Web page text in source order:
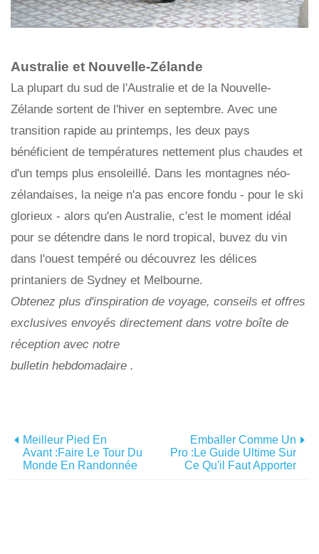
Australie et Nouvelle-Zélande
La plupart du sud de l'Australie et de la Nouvelle-
Zélande sortent de l'hiver en septembre. Avec une
transition rapide au printemps, les deux pays
bénéficient de températures nettement plus chaudes et
d'un temps plus ensoleillé. Dans les montagnes néo-
zélandaises, la neige n'a pas encore fondu - pour le ski
glorieux - alors qu'en Australie, c'est le moment idéal
pour se détendre dans le nord tropical, buvez du vin
dans l'ouest tempéré ou découvrez les délices
printaniers de Sydney et Melbourne.
Obtenez plus d'inspiration de voyage, conseils et offres
exclusives envoyés directement dans votre boîte de
réception avec notre
bulletin hebdomadaire .
Meilleur Pied En
Avant :faire Le Tour Du
Monde En Randonnée
Emballer Comme Un
Pro :le Guide Ultime Sur
Ce Qu'il Faut Apporter